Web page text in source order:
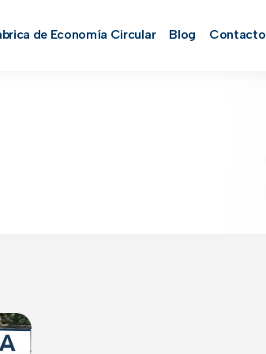
de Economía Circular Blog Contacto